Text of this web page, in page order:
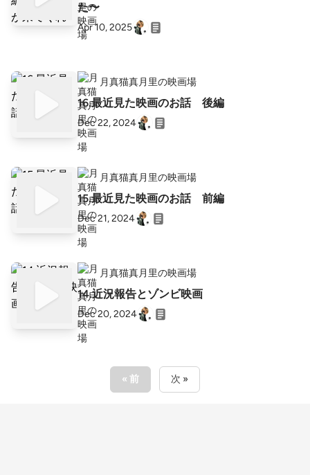
た〜
Apr 10, 2025
月真猫真月里の映画場
16.最近見た映画のお話 後編
Dec 22, 2024
月真猫真月里の映画場
15.最近見た映画のお話 前編
Dec 21, 2024
月真猫真月里の映画場
14.近況報告とゾンビ映画
Dec 20, 2024
« 前 次 »